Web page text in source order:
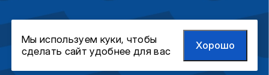
Мы используем куки, чтобы
сделать сайт удобнее для вас
Хорошо